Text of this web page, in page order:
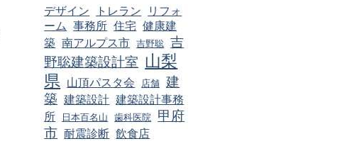
デザイン トレラン リフォ
ーム 事務所 住宅 健康建
築 南アルプス市 吉野聡 吉
野聡建築設計室 山梨
県 山頂パスタ会 店舗 建
築 建築設計 建築設計事務
所
日本百名山 歯科医院 甲府
市 耐震診断 飲食店